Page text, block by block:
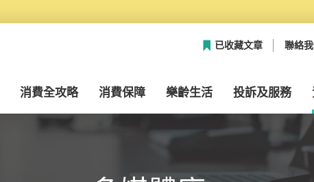
已收藏文章 聯絡
消費全攻略 消費保障 樂齡生活 投訴及服務